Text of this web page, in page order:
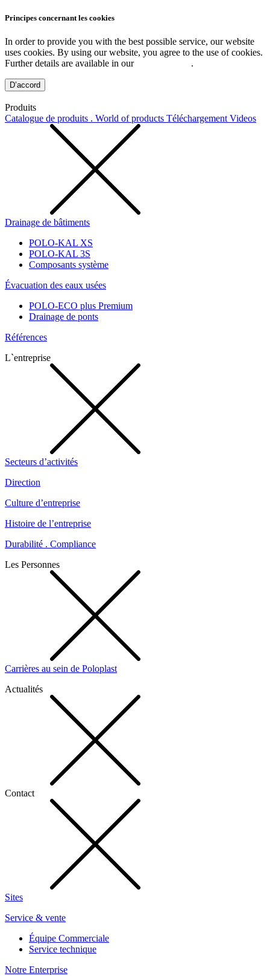
Principes concernant les cookies
In order to provide you with the best possible service, our website
uses cookies. By using our website, you agree to the use of cookies.
Further details are available in our
.
D’accord
Produits
Catalogue de produits . World of products Téléchargement Videos
Drainage de bâtiments
POLO-KAL XS
POLO-KAL 3S
Composants système
Évacuation des eaux usées
POLO-ECO plus Premium
Drainage de ponts
Références
L`entreprise
Secteurs d’activités
Direction
Culture d’entreprise
Histoire de l’entreprise
Durabilité . Compliance
Les Personnes
Carrières au sein de Poloplast
Actualités
Contact
Sites
Service & vente
Équipe Commerciale
Service technique
Notre Enterprise